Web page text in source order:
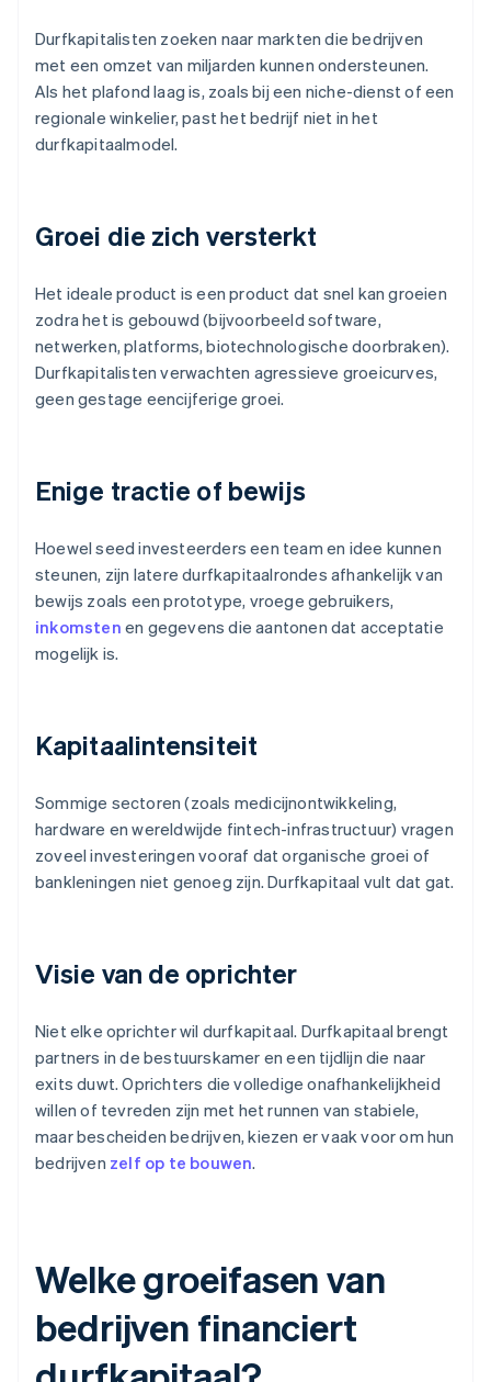
Durfkapitalisten zoeken naar markten die bedrijven
met een omzet van miljarden kunnen ondersteunen.
Als het plafond laag is, zoals bij een niche-dienst of een
regionale winkelier, past het bedrijf niet in het
durfkapitaalmodel.
Groei die zich versterkt
Het ideale product is een product dat snel kan groeien
zodra het is gebouwd (bijvoorbeeld software,
netwerken, platforms, biotechnologische doorbraken).
Durfkapitalisten verwachten agressieve groeicurves,
geen gestage eencijferige groei.
Enige tractie of bewijs
Hoewel seed investeerders een team en idee kunnen
steunen, zijn latere durfkapitaalrondes afhankelijk van
bewijs zoals een prototype, vroege gebruikers,
inkomsten en gegevens die aantonen dat acceptatie
mogelijk is.
Kapitaalintensiteit
Sommige sectoren (zoals medicijnontwikkeling,
hardware en wereldwijde fintech-infrastructuur) vragen
zoveel investeringen vooraf dat organische groei of
bankleningen niet genoeg zijn. Durfkapitaal vult dat gat.
Visie van de oprichter
Niet elke oprichter wil durfkapitaal. Durfkapitaal brengt
partners in de bestuurskamer en een tijdlijn die naar
exits duwt. Oprichters die volledige onafhankelijkheid
willen of tevreden zijn met het runnen van stabiele,
maar bescheiden bedrijven, kiezen er vaak voor om hun
bedrijven zelf op te bouwen.
Welke groeifasen van
bedrijven financiert